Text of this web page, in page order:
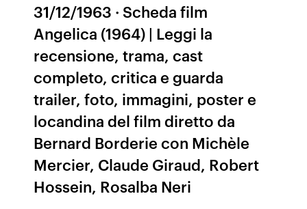
31/12/1963 · Scheda film
Angelica (1964) | Leggi la
recensione, trama, cast
completo, critica e guarda
trailer, foto, immagini, poster e
locandina del film diretto da
Bernard Borderie con Michèle
Mercier, Claude Giraud, Robert
Hossein, Rosalba Neri